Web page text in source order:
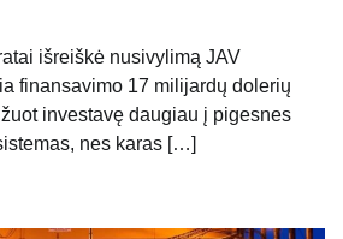
išreiškė nusivylimą JAV
finansavimo 17 milijardų dolerių
investavę daugiau į pigesnes
nes karas […]